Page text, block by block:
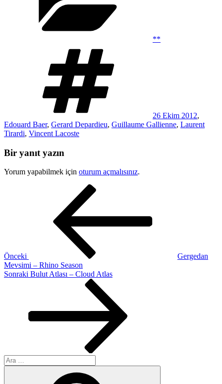
**
26 Ekim 2012,
Edouard Baer, Gerard Depardieu, Guillaume Gallienne, Laurent
Tirardi, Vincent Lacoste
Bir yanıt yazın
Yorum yapabilmek için oturum açmalısınız.
Önceki
Gergedan
Mevsimi – Rhino Season
Sonraki
Sonraki Bulut Atlası – Cloud Atlas
Ara: